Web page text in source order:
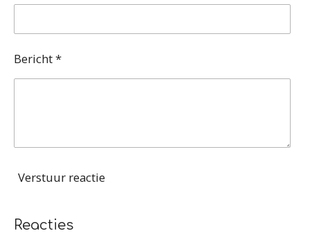
Bericht *
Verstuur reactie
Reacties